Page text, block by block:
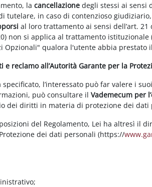
lacancellazione degli stessi ai sensi
tutelare, in caso di contenzioso
al loro trattamento ai sensi dell’art. 21
non si applica al trattamento
qualora l'utente abbia prestato
reclamo all’Autorità Garante per la
l’interessato può far valere i
può consultare ilVademecum per
dei diritti in materia di protezione dei dati
del Regolamento, Lei ha altresì il
dei dati personali (https://